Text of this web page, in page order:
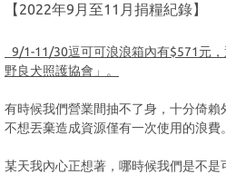
【2022年9月至11月捐糧紀錄】
9/1-11/30逗可可浪浪箱內有$571元
野良犬照護協會」。
有時候我們營業間抽不了身，十分倚
不想丟棄造成資源僅有一次使用的浪費。
某天我內心正想著，哪時候我們是不